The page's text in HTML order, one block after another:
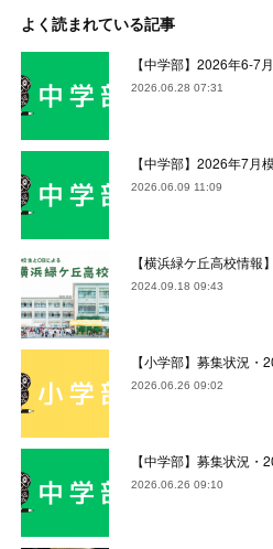
よく読まれている記事
【中学部】2026年6-7
2026.06.28 07:31
【中学部】2026年7月
2026.06.09 11:09
【横浜緑ケ丘高校情報
2024.09.18 09:43
【小学部】募集状況
2026.06.26 09:02
【中学部】募集状況
2026.06.26 09:10